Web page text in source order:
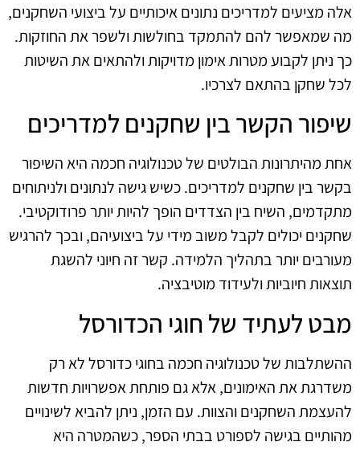
אלה מציעים למדריכים נתונים איכותיים על ביצועי השחקנים,
מה שמאפשר להם להתמקד בחולשות ולשפר את החוזקות.
כך ניתן לקבוע מטרות אימון מדויקות ולהתאים את השיטות
לכל שחקן בהתאם לצרכיו.
שיפור הקשר בין שחקנים למדריכים
אחת מהיתרונות הבולטים של טכנולוגיה חכמה היא השיפור
בקשר בין שחקנים למדריכים. כשיש גישה לנתונים ולניתוחים
מתקדמים, השיח בין הצדדים הופך להיות יותר פרודוקטיבי.
שחקנים יכולים לקבל משוב מידי על ביצועיהם, ובכך להרגיש
מעורבים יותר בתהליך הלמידה. קשר זה חיוני להשגת
תוצאות חיוביות ולעידוד מוטיבציה.
מבט לעתיד של חוגי הכדורסל
ההשתלבות של טכנולוגיה חכמה בחוגי כדורסל לא רק
משדרגת את האימונים, אלא גם פותחת אפשרויות חדשות
להעצמת השחקנים והצוות. עם הזמן, ניתן להביא לשינויים
מהותיים בגישה לספורט בבתי הספר, כשהמטרה היא